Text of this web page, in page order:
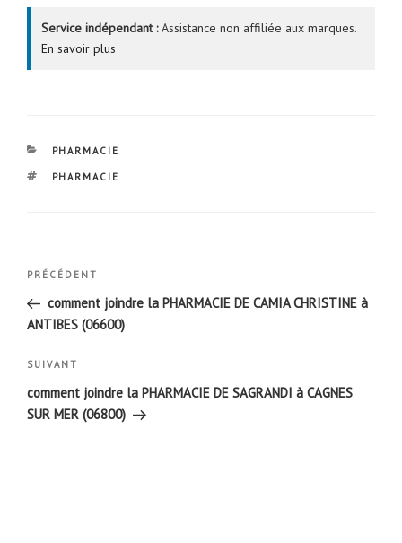
Service indépendant :Assistance non affiliée aux marques.
En savoir plus
CATÉGORIES
PHARMACIE
ÉTIQUETTES
PHARMACIE
Navigation
l’article
Article
précédent
PRÉCÉDENT
comment joindre la PHARMACIE DE CAMIA CHRISTINE à
ANTIBES (06600)
Article
suivant
SUIVANT
comment joindre la PHARMACIE DE SAGRANDI à CAGNES
SUR MER (06800)